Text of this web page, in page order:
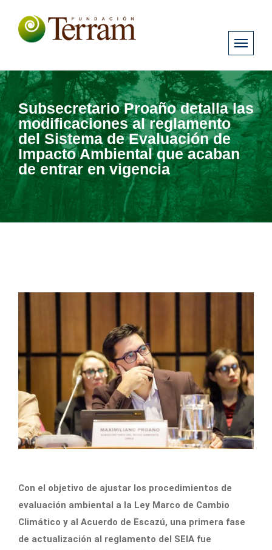
Subsecretario Proaño detalla las
modificaciones al reglamento
del Sistema de Evaluación de
Impacto Ambiental que acaban
de entrar en vigencia
Con el objetivo de ajustar los procedimientos de
evaluación ambiental a la Ley Marco de Cambio
Climático y al Acuerdo de Escazú, una primera fase
de actualización al reglamento del SEIA fue